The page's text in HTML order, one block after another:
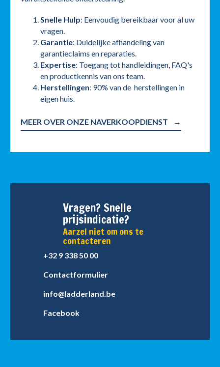
Snelle Hulp: Eenvoudig bereikbaar voor al uw
vragen.
Garantie: Duidelijke afhandeling van
garantieclaims en reparaties.
Expertise: Toegang tot handleidingen, FAQ's
en productkennis van ons team.
Herstellingen: 90% van de herstellingen in
eigen huis.
MEER OVER ONZE NAVERKOOPDIENST
Vragen? Snelle
prijsindicatie?
Aarzel niet om ons te
contacteren
+32 9 338 50 00
Contactformulier
info@ladderland.be
Facebook